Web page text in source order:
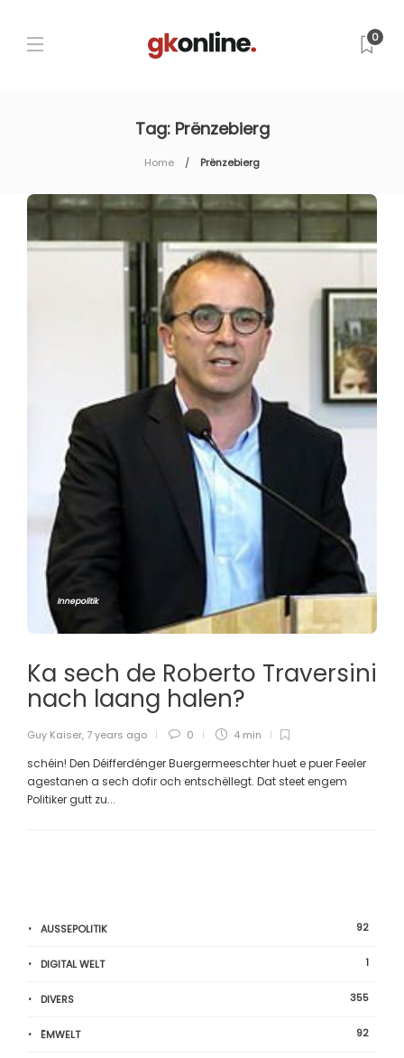
0
Tag: Prënzebierg
Home Prënzebierg
Innepolitik
Ka sech de Roberto Traversini
nach laang halen?
Guy Kaiser, 7 years ago 0 4 min
schéin! Den Déifferdénger Buergermeeschter huet e puer Feeler
agestanen a sech dofir och entschëllegt. Dat steet engem
Politiker gutt zu...
AUSSEPOLITIK 92
DIGITAL WELT 1
DIVERS 355
ËMWELT 92